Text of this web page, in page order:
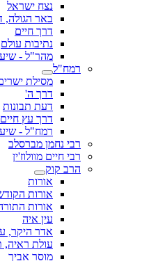
נצח ישראל
באר
דרך חיים
נתיבות עולם
מהר"ל -
רמח"ל
מסילת
דרך ה'
דעת תבונות
דרך עץ חיים
רמח"ל -
רבי נחמן מברסלב
רבי חיים מוולוז'ין
הרב קוק
אורות
אורות
אורות
עין איה
אדר היקר,
עולת
מוסר אביך